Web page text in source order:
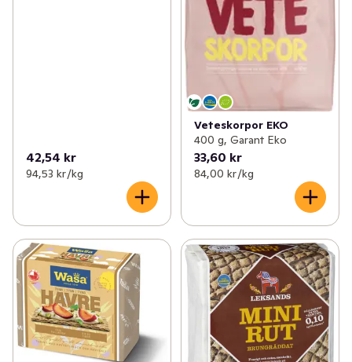
42,54 kr
94,53 kr /kg
Veteskorpor EKO
400 g, Garant Eko
33,60 kr
84,00 kr /kg